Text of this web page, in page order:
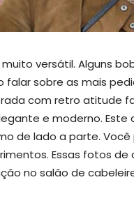
versátil. Alguns
falar sobre as mais
com retro atitude
e moderno.
de lado a parte.
Essas fotos
no salão de